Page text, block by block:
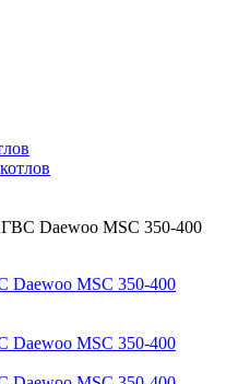
Daewoo MSC 350-400